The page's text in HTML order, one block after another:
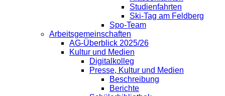
Studienfahrten
Ski-Tag am Feldberg
Spo-Team
Arbeitsgemeinschaften
AG-Überblick 2025/26
Kultur und Medien
Digitalkolleg
Presse, Kultur und Medien
Beschreibung
Berichte